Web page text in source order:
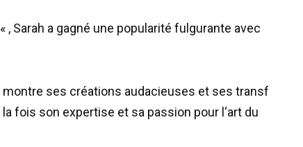
« , Sarah a gagné une popularité fulgurante avec
montre ses créations audacieuses et ses transf
la fois son expertise et sa passion pour ‘art du